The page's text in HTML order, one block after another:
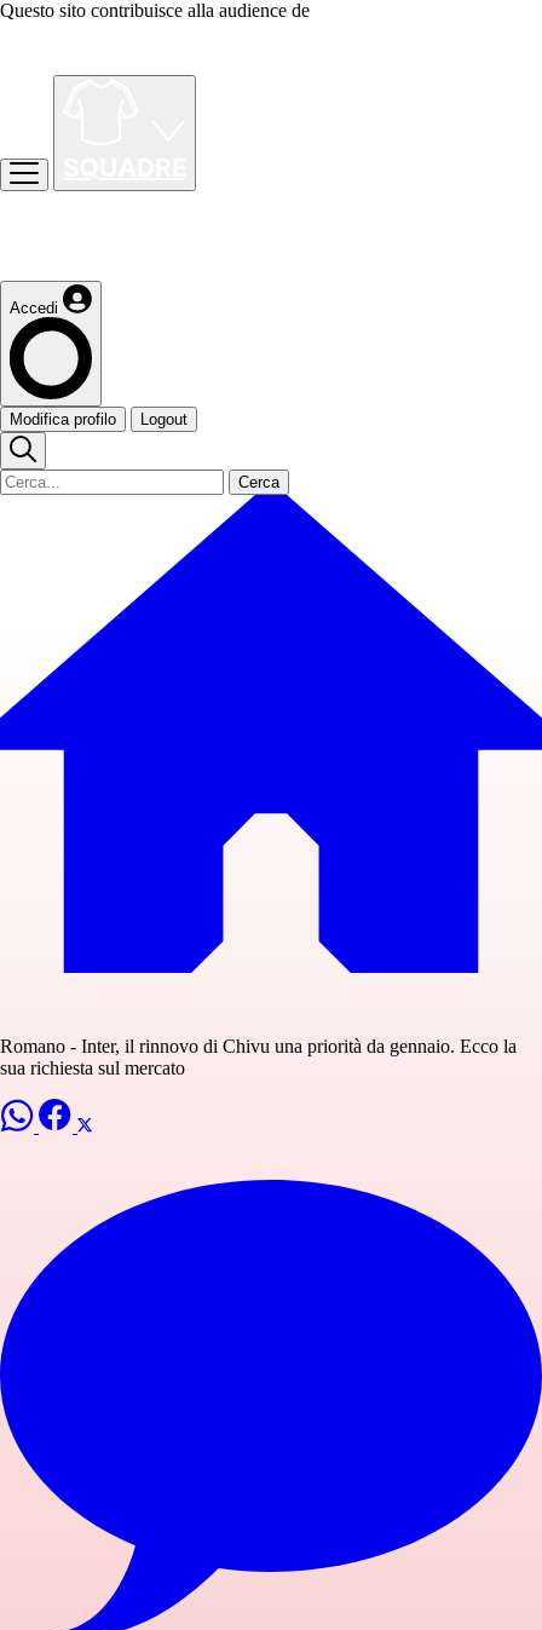
Questo sito contribuisce alla audience de
Accedi
Modifica profilo Logout
Cerca
Romano - Inter, il rinnovo di Chivu una priorità da gennaio. Ecco la
sua richiesta sul mercato